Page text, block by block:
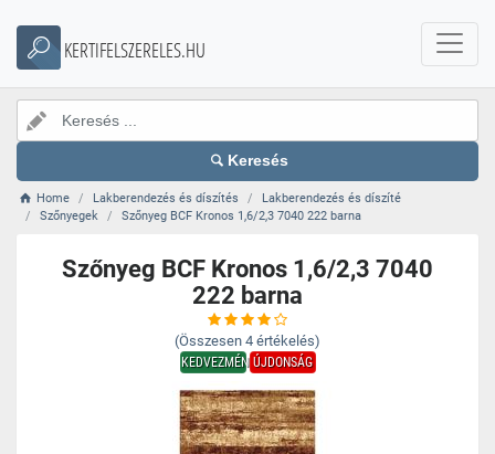
KERTIFELSZERELES.HU
Keresés
Home Lakberendezés és díszítés
Lakberendezés és díszíté
Szőnyegek
Szőnyeg BCF Kronos 1,6/2,3 7040 222 barna
Szőnyeg BCF Kronos 1,6/2,3 7040
222 barna
(Összesen 4 értékelés)
KEDVEZMÉNYÚJDONSÁG